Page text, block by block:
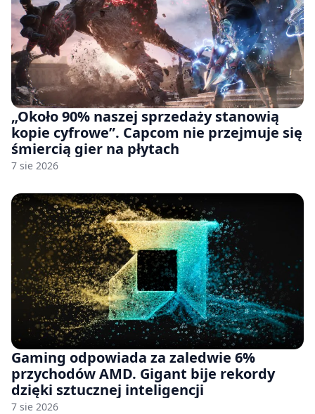
„Około 90% naszej sprzedaży stanowią
kopie cyfrowe”. Capcom nie przejmuje się
śmiercią gier na płytach
7 sie 2026
Gaming odpowiada za zaledwie 6%
przychodów AMD. Gigant bije rekordy
dzięki sztucznej inteligencji
7 sie 2026